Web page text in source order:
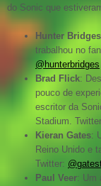
do Sonic que
Hunter Bridges
trabalhou no
@hunterbridges
Brad Flick:
pouco de
escritor da
Stadium.
Kieran Gates:
Reino Unido e
Twitter:
Paul Veer: Um